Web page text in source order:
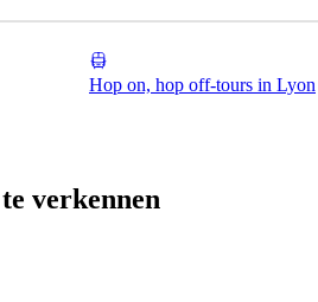
Hop on, hop off-tours in Lyon
verkennen